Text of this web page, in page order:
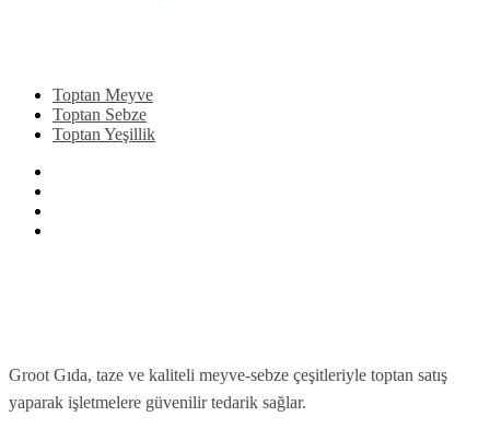
Toptan Meyve
Toptan Sebze
Toptan Yeşillik
Groot Gıda, taze ve kaliteli meyve-sebze çeşitleriyle toptan satış
yaparak işletmelere güvenilir tedarik sağlar.